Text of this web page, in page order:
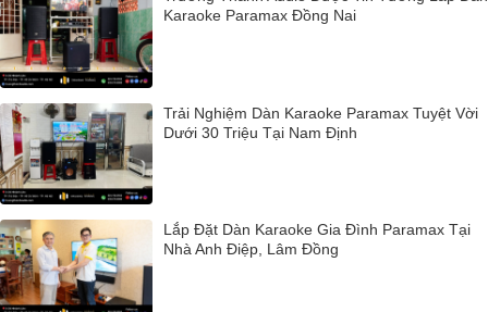
Karaoke Paramax Đồng Nai
Trải Nghiệm Dàn Karaoke Paramax Tuyệt Vời
Dưới 30 Triệu Tại Nam Định
Lắp Đặt Dàn Karaoke Gia Đình Paramax Tại
Nhà Anh Điệp, Lâm Đồng